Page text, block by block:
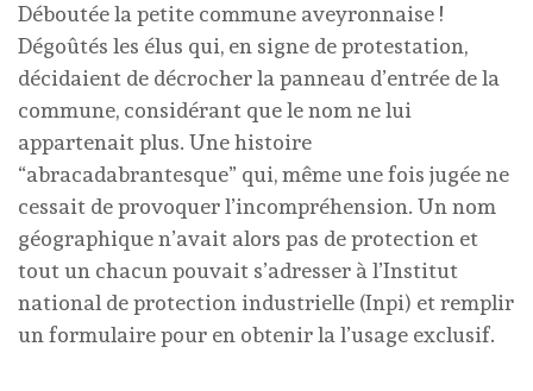
Déboutée la petite commune aveyronnaise !
Dégoûtés les élus qui, en signe de protestation,
décidaient de décrocher la panneau d’entrée de la
commune, considérant que le nom ne lui
appartenait plus. Une histoire
“abracadabrantesque” qui, même une fois jugée ne
cessait de provoquer l’incompréhension. Un nom
géographique n’avait alors pas de protection et
tout un chacun pouvait s’adresser à l’Institut
national de protection industrielle (Inpi) et remplir
un formulaire pour en obtenir la l’usage exclusif.